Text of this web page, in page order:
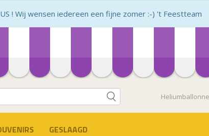
! Wij wensen iedereen een fijne zomer :-) 't Feestteam
GESLAAGD